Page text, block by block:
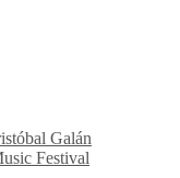
Galán
Festival